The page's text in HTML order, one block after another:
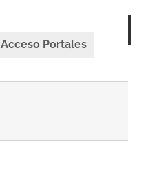
Acceso Portales